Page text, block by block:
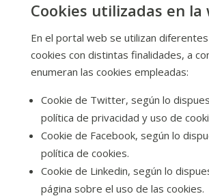
Cookies utilizadas en la
En el portal web se utilizan
cookies con distintas finalidades, a
enumeran las cookies empleadas:
Cookie de Twitter, según lo
política de privacidad y uso de
Cookie de Facebook, según lo
política de cookies.
Cookie de Linkedin, según lo
página sobre el uso de las cookies.